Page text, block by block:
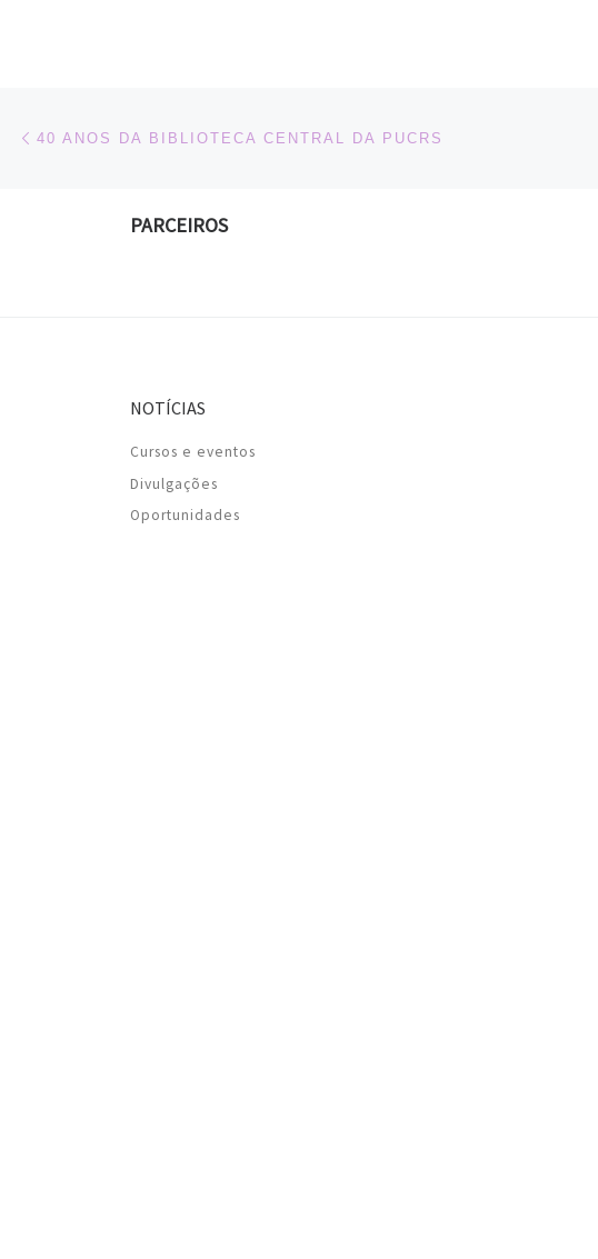
Navegação do post
40 ANOS DA BIBLIOTECA CENTRAL DA PUCRS
PARCEIROS
NOTÍCIAS
Cursos e eventos
Divulgações
Oportunidades